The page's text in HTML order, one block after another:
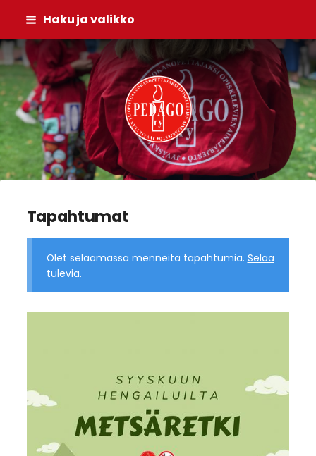
Siirry
sisältöön
Haku ja valikko
Pedago ry
Tapahtumat
Olet selaamassa menneitä tapahtumia. Selaa
tulevia.